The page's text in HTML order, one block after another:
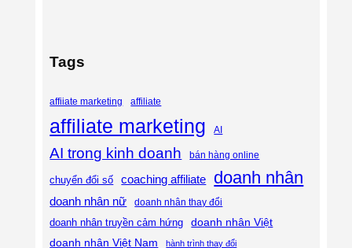
Tags
affiiate marketing affiliate
affiliate marketing AI
AI trong kinh doanh bán hàng online
chuyển đổi số coaching affiliate doanh nhân
doanh nhân nữ doanh nhân thay đổi
doanh nhân truyền cảm hứng
doanh nhân Việt
doanh nhân Việt Nam
hành trình thay đổi